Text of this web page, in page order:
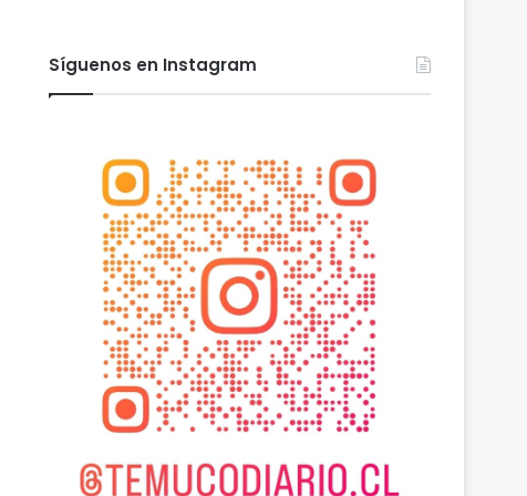
Síguenos en Instagram